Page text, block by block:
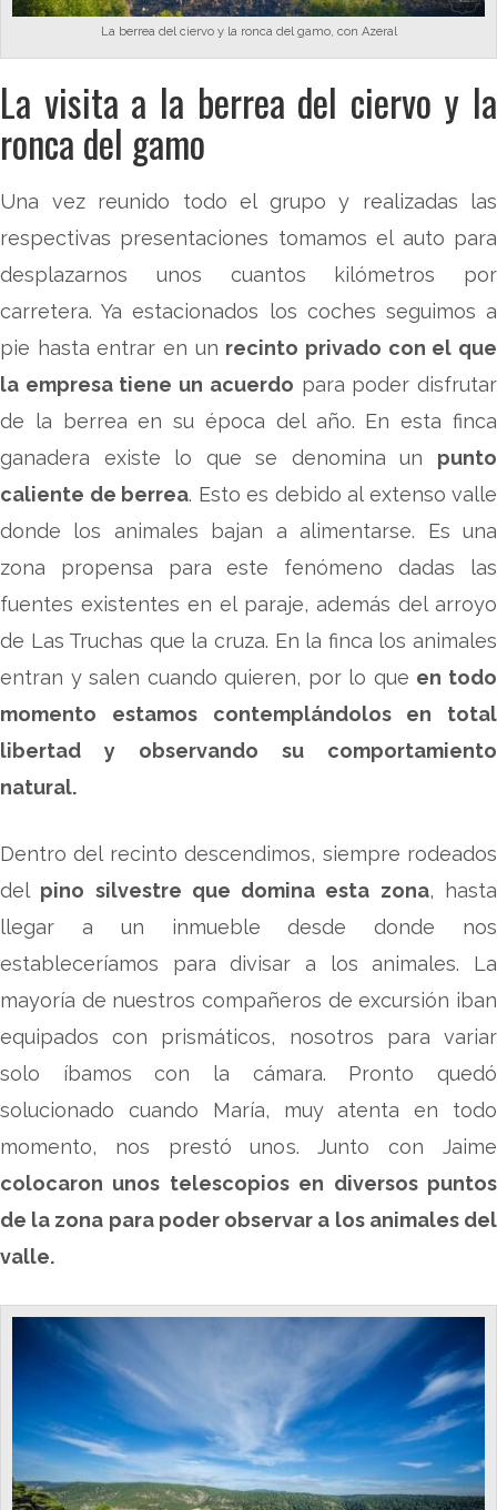
La berrea del ciervo y la ronca del gamo, con Azeral
La visita a la berrea del ciervo y la
ronca del gamo
Una vez reunido todo el grupo y realizadas las
respectivas presentaciones tomamos el auto para
desplazarnos unos cuantos kilómetros por
carretera. Ya estacionados los coches seguimos a
pie hasta entrar en un recinto privado con el que
la empresa tiene un acuerdo para poder disfrutar
de la berrea en su época del año. En esta finca
ganadera existe lo que se denomina un punto
caliente de berrea. Esto es debido al extenso valle
donde los animales bajan a alimentarse. Es una
zona propensa para este fenómeno dadas las
fuentes existentes en el paraje, además del arroyo
de Las Truchas que la cruza. En la finca los animales
entran y salen cuando quieren, por lo que en todo
momento estamos contemplándolos en total
libertad y observando su comportamiento
natural.
Dentro del recinto descendimos, siempre rodeados
del pino silvestre que domina esta zona, hasta
llegar a un inmueble desde donde nos
estableceríamos para divisar a los animales. La
mayoría de nuestros compañeros de excursión iban
equipados con prismáticos, nosotros para variar
solo íbamos con la cámara. Pronto quedó
solucionado cuando María, muy atenta en todo
momento, nos prestó unos. Junto con Jaime
colocaron unos telescopios en diversos puntos
de la zona para poder observar a los animales del
valle.